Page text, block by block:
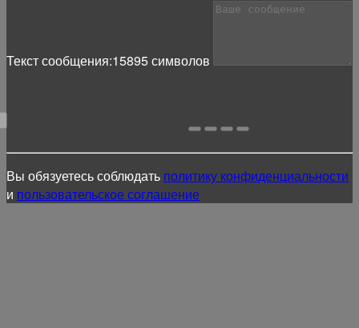
Текст сообщения:15895символов
Вы обязуетесь соблюдать политику конфиденциальности
и пользовательское соглашение